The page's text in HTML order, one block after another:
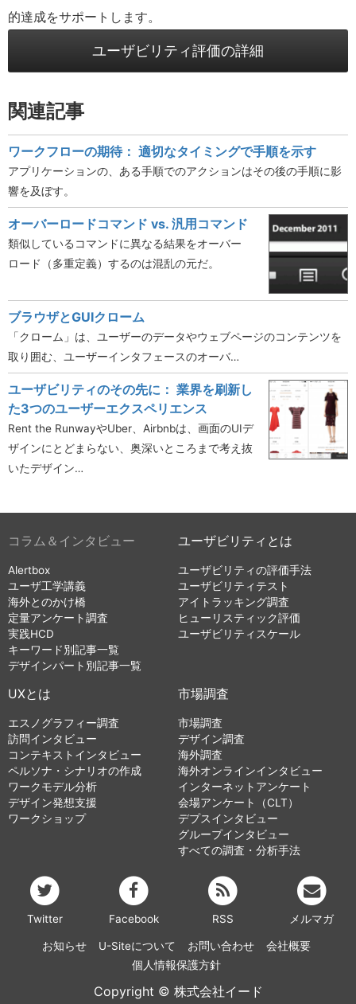
的達成をサポートします。
ユーザビリティ評価の詳細
関連記事
ワークフローの期待： 適切なタイミングで手順を示す
アプリケーションの、ある手順でのアクションはその後の手順に影
響を及ぼす。
オーバーロードコマンド vs. 汎用コマンド
類似しているコマンドに異なる結果をオーバー
ロード（多重定義）するのは混乱の元だ。
ブラウザとGUIクローム
「クローム」は、ユーザーのデータやウェブページのコンテンツを
取り囲む、ユーザーインタフェースのオーバ…
ユーザビリティのその先に： 業界を刷新し
た3つのユーザーエクスペリエンス
Rent the RunwayやUber、Airbnbは、画面のUIデ
ザインにとどまらない、奥深いところまで考え抜
いたデザイン…
コラム＆インタビュー
Alertbox
ユーザ工学講義
海外とのかけ橋
定量アンケート調査
実践HCD
キーワード別記事一覧
デザインパート別記事一覧
ユーザビリティとは
ユーザビリティの評価手法
ユーザビリティテスト
アイトラッキング調査
ヒューリスティック評価
ユーザビリティスケール
UXとは
エスノグラフィー調査
訪問インタビュー
コンテキストインタビュー
ペルソナ・シナリオの作成
ワークモデル分析
デザイン発想支援
ワークショップ
市場調査
市場調査
デザイン調査
海外調査
海外オンラインインタビュー
インターネットアンケート
会場アンケート（CLT）
デプスインタビュー
グループインタビュー
すべての調査・分析手法
Twitter Facebook RSS メルマガ
お知らせ U-Siteについて お問い合わせ
会社概要
個人情報保護方針
Copyright © 株式会社イード